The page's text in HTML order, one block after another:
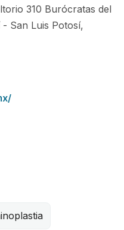
310 Burócratas del
- San Luis Potosí,